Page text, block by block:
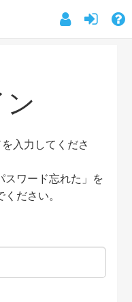
ン
入力してくださ
スワード忘れた」を
ださい。